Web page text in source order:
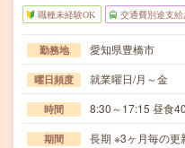
職種未経験OK 交通費別途支給
勤務地 愛知県豊橋市
曜日頻度 就業曜日/月～金
時間 8:30～17:15 昼食
期間 長期 ※3ヶ月毎の更